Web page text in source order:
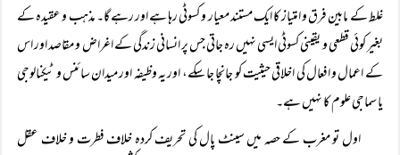
غلط کے مابین فرق و امتیاز کا ایک مستند معیار و کسوٹی رہا ہے اور رہے گا۔ مذہب و عقیدہ کے
بغیر کوئی قطعی و یقینی کسوٹی ایسی نہیں رہ جاتی جس پر انسانی زندگی کے اغراض و مقاصد اور اس
کے اعمال و افعال کی اخلاقی حیثیت کو جانچا جا سکے، اور یہ وظیفہ اور میدان سائنس و ٹیکنالوجی
یا سماجی علوم کا نہیں ہے۔
اول تو مغرب کے حصہ میں سینٹ پال کی تحریف کردہ خلاف فطرت و خلاف عقل